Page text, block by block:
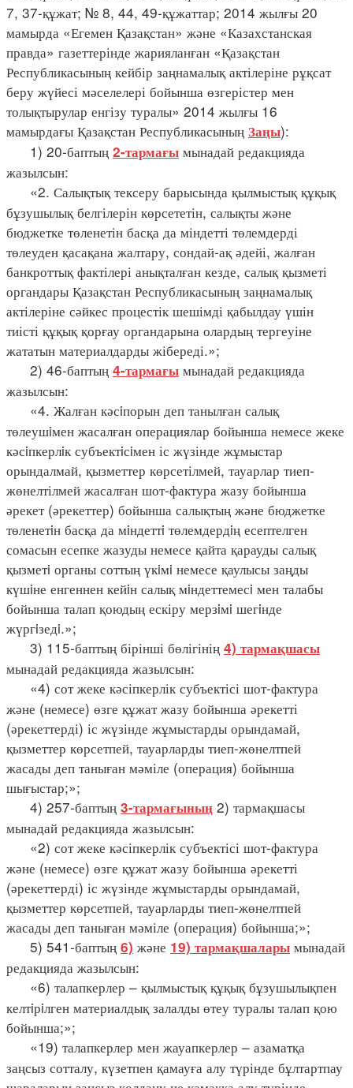
7, 37-құжат; № 8, 44, 49-құжаттар; 2014 жылғы 20
мамырда «Егемен Қазақстан» және «Казахстанская
правда» газеттерінде жарияланған «Қазақстан
Республикасының кейбір заңнамалық актілеріне рұқсат
беру жүйесі мәселелері бойынша өзгерістер мен
толықтырулар енгізу туралы» 2014 жылғы 16
мамырдағы Қазақстан Республикасының Заңы):
1) 20-баптың 2-тармағы мынадай редакцияда
жазылсын:
«2. Салықтық тексеру барысында қылмыстық құқық
бұзушылық белгілерін көрсететін, салықты және
бюджетке төленетін басқа да міндетті төлемдерді
төлеуден қасақана жалтару, сондай-ақ әдейі, жалған
банкроттық фактілері анықталған кезде, салық қызметі
органдары Қазақстан Республикасының заңнамалық
актілеріне сәйкес процестік шешімді қабылдау үшін
тиісті құқық қорғау органдарына олардың тергеуіне
жататын материалдарды жібереді.»;
2) 46-баптың 4-тармағы мынадай редакцияда
жазылсын:
«4. Жалған кәсiпорын деп танылған салық
төлеушiмен жасалған операциялар бойынша немесе жеке
кәсiпкерлiк субъектiсiмен іс жүзінде жұмыстар
орындалмай, қызметтер көрсетілмей, тауарлар тиеп-
жөнелтілмей жасалған шот-фактура жазу бойынша
әрекет (әрекеттер) бойынша салықтың және бюджетке
төленетiн басқа да мiндеттi төлемдердiң есептелген
сомасын есепке жазуды немесе қайта қарауды салық
қызметi органы соттың үкiмi немесе қаулысы заңды
күшiне енгеннен кейiн салық мiндеттемесi мен талабы
бойынша талап қоюдың ескіру мерзiмi шегiнде
жүргiзедi.»;
3) 115-баптың бірінші бөлігінің 4) тармақшасы
мынадай редакцияда жазылсын:
«4) сот жеке кәсіпкерлік субъектісі шот-фактура
және (немесе) өзге құжат жазу бойынша әрекетті
(әрекеттерді) іс жүзінде жұмыстарды орындамай,
қызметтер көрсетпей, тауарларды тиеп-жөнелтпей
жасады деп таныған мәміле (операция) бойынша
шығыстар;»;
4) 257-баптың 3-тармағының 2) тармақшасы
мынадай редакцияда жазылсын:
«2) сот жеке кәсіпкерлік субъектісі шот-фактура
және (немесе) өзге құжат жазу бойынша әрекетті
(әрекеттерді) іс жүзінде жұмыстарды орындамай,
қызметтер көрсетпей, тауарларды тиеп-жөнелтпей
жасады деп таныған мәміле (операция) бойынша;»;
5) 541-баптың 6) және 19) тармақшалары мынадай
редакцияда жазылсын:
«6) талапкерлер – қылмыстық құқық бұзушылықпен
келтiрiлген материалдық залалды өтеу туралы талап қою
бойынша;»;
«19) талапкерлер мен жауапкерлер – азаматқа
заңсыз сотталу, күзетпен қамауға алу түрінде бұлтартпау